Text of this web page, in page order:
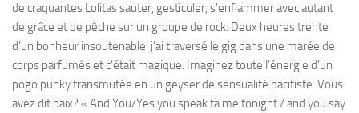
de craquantes Lolitas sauter, gesticuler, s’enflammer avec autant
de grâce et de pêche sur un groupe de rock. Deux heures trente
d’un bonheur insoutenable: j’ai traversé le gig dans une marée de
corps parfumés et c’était magique. Imaginez toute l’énergie d’un
pogo punky transmutée en un geyser de sensualité pacifiste. Vous
avez dit paix? « And You/Yes you speak ta me tonight / and you say